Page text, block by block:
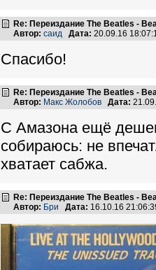
Re: Переиздание The Beatles -
Автор: саид Дата: 20.09.16
Спасибо!
Re: Переиздание The Beatles -
Автор: Макс Жолобов Дата:
С Амазона ещё
собираюсь: не
хватает сабжа.
Re: Переиздание The Beatles -
Автор: Бри Дата: 16.10.16